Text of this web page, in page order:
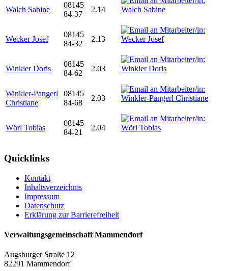
Walch Sabine
08145
84-37
2.14
Wecker Josef
08145
84-32
2.13
Winkler Doris
08145
84-62
2.03
Winkler-Pangerl
Christiane
08145
84-68
2.03
Wörl Tobias
08145
84-21
2.04
Quicklinks
Kontakt
Inhaltsverzeichnis
Impressum
Datenschutz
Erklärung zur Barrierefreiheit
Verwaltungsgemeinschaft Mammendorf
Augsburger Straße 12
82291 Mammendorf